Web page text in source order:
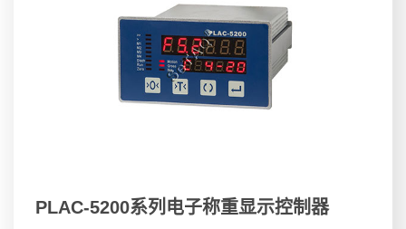
PLAC-5200系列电子称重显示控制器